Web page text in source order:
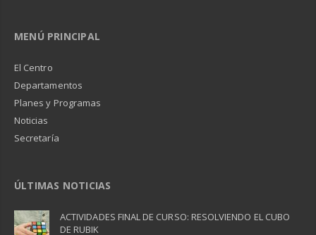
MENÚ PRINCIPAL
El Centro
Departamentos
Planes y Programas
Noticias
Secretaría
ÚLTIMAS NOTICIAS
ACTIVIDADES FINAL DE CURSO: RESOLVIENDO EL CUBO
DE RUBIK